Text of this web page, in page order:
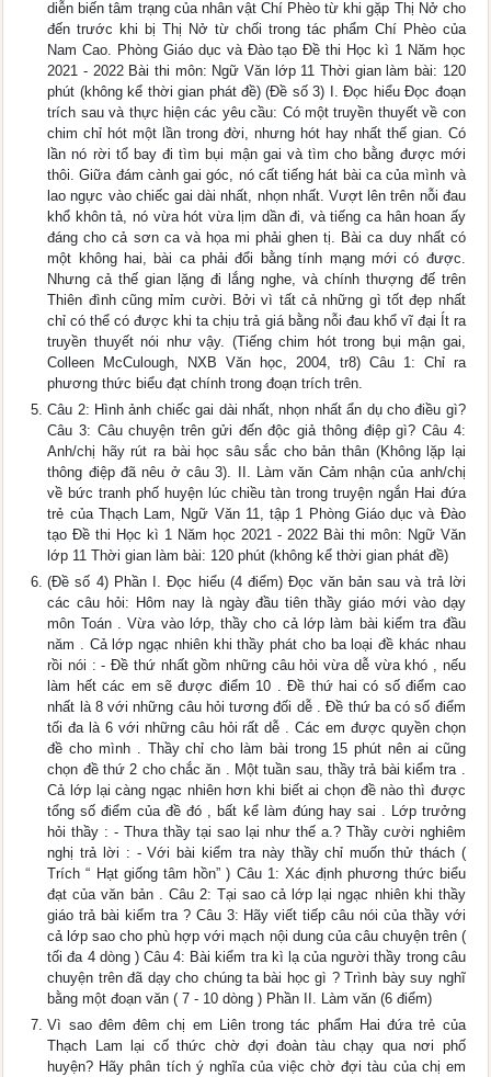
diễn biến tâm trạng của nhân vật Chí Phèo từ khi gặp Thị Nở cho
đến trước khi bị Thị Nở từ chối trong tác phẩm Chí Phèo của
Nam Cao. Phòng Giáo dục và Đào tạo Đề thi Học kì 1 Năm học
2021 - 2022 Bài thi môn: Ngữ Văn lớp 11 Thời gian làm bài: 120
phút (không kể thời gian phát đề) (Đề số 3) I. Đọc hiểu Đọc đoạn
trích sau và thực hiện các yêu cầu: Có một truyền thuyết về con
chim chỉ hót một lần trong đời, nhưng hót hay nhất thế gian. Có
lần nó rời tổ bay đi tìm bụi mận gai và tìm cho bằng được mới
thôi. Giữa đám cành gai góc, nó cất tiếng hát bài ca của mình và
lao ngực vào chiếc gai dài nhất, nhọn nhất. Vượt lên trên nỗi đau
khổ khôn tả, nó vừa hót vừa lịm dần đi, và tiếng ca hân hoan ấy
đáng cho cả sơn ca và họa mi phải ghen tị. Bài ca duy nhất có
một không hai, bài ca phải đổi bằng tính mạng mới có được.
Nhưng cả thế gian lặng đi lắng nghe, và chính thượng đế trên
Thiên đình cũng mỉm cười. Bởi vì tất cả những gì tốt đẹp nhất
chỉ có thể có được khi ta chịu trả giá bằng nỗi đau khổ vĩ đại Ít ra
truyền thuyết nói như vậy. (Tiếng chim hót trong bụi mận gai,
Colleen McCulough, NXB Văn học, 2004, tr8) Câu 1: Chỉ ra
phương thức biểu đạt chính trong đoạn trích trên.
Câu 2: Hình ảnh chiếc gai dài nhất, nhọn nhất ẩn dụ cho điều gì?
Câu 3: Câu chuyện trên gửi đến độc giả thông điệp gì? Câu 4:
Anh/chị hãy rút ra bài học sâu sắc cho bản thân (Không lặp lại
thông điệp đã nêu ở câu 3). II. Làm văn Cảm nhận của anh/chị
về bức tranh phố huyện lúc chiều tàn trong truyện ngắn Hai đứa
trẻ của Thạch Lam, Ngữ Văn 11, tập 1 Phòng Giáo dục và Đào
tạo Đề thi Học kì 1 Năm học 2021 - 2022 Bài thi môn: Ngữ Văn
lớp 11 Thời gian làm bài: 120 phút (không kể thời gian phát đề)
(Đề số 4) Phần I. Đọc hiểu (4 điểm) Đọc văn bản sau và trả lời
các câu hỏi: Hôm nay là ngày đầu tiên thầy giáo mới vào dạy
môn Toán . Vừa vào lớp, thầy cho cả lớp làm bài kiểm tra đầu
năm . Cả lớp ngạc nhiên khi thầy phát cho ba loại đề khác nhau
rồi nói : - Đề thứ nhất gồm những câu hỏi vừa dễ vừa khó , nếu
làm hết các em sẽ được điểm 10 . Đề thứ hai có số điểm cao
nhất là 8 với những câu hỏi tương đối dễ . Đề thứ ba có số điểm
tối đa là 6 với những câu hỏi rất dễ . Các em được quyền chọn
đề cho mình . Thầy chỉ cho làm bài trong 15 phút nên ai cũng
chọn đề thứ 2 cho chắc ăn . Một tuần sau, thầy trả bài kiểm tra .
Cả lớp lại càng ngạc nhiên hơn khi biết ai chọn đề nào thì được
tổng số điểm của đề đó , bất kể làm đúng hay sai . Lớp trưởng
hỏi thầy : - Thưa thầy tại sao lại như thế a.? Thầy cười nghiêm
nghị trả lời : - Với bài kiểm tra này thầy chỉ muốn thử thách (
Trích “ Hạt giống tâm hồn” ) Câu 1: Xác định phương thức biểu
đạt của văn bản . Câu 2: Tại sao cả lớp lại ngạc nhiên khi thầy
giáo trả bài kiểm tra ? Câu 3: Hãy viết tiếp câu nói của thầy với
cả lớp sao cho phù hợp với mạch nội dung của câu chuyện trên (
tối đa 4 dòng ) Câu 4: Bài kiểm tra kì lạ của người thầy trong câu
chuyện trên đã dạy cho chúng ta bài học gì ? Trình bày suy nghĩ
bằng một đoạn văn ( 7 - 10 dòng ) Phần II. Làm văn (6 điểm)
Vì sao đêm đêm chị em Liên trong tác phẩm Hai đứa trẻ của
Thạch Lam lại cố thức chờ đợi đoàn tàu chạy qua nơi phố
huyện? Hãy phân tích ý nghĩa của việc chờ đợi tàu của chị em